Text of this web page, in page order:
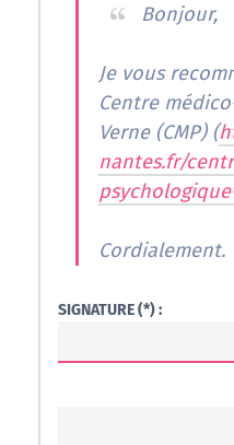
Bonjour,
Je vous
Centre
Verne (CMP) (
nantes.fr/
Cordialement.
SIGNATURE (*) :